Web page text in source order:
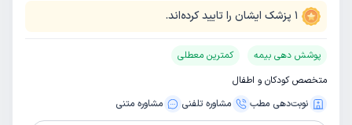
1 پزشک ایشان را تایید کرده‌اند.
پوشش دهی بیمه
کمترین معطلی
متخصص کودکان و اطفال
نوبت‌دهی مطب
مشاوره‌ تلفنی مشاوره‌ متنی